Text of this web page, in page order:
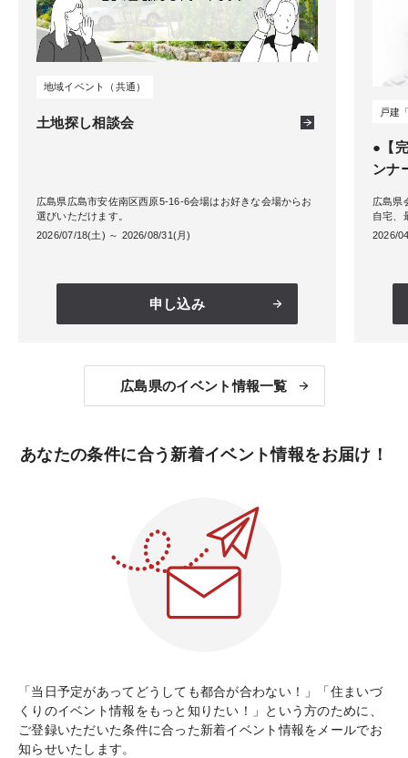
土地探し相談会
地域イベント（共通）
広島県広島市安佐南区西原5-16-6会場はお好きな会場からお
選びいただけます。
2026/07/18(土) ～ 2026/08/31(月)
申し込み
●【
ンナ
戸建
広島県
自宅、
2026/
広島県のイベント情報一覧
あなたの条件に合う新着イベント情報をお届け！
「当日予定があってどうしても都合が合わない！」「住まいづ
くりのイベント情報をもっと知りたい！」という方のために、
ご登録いただいた条件に合った新着イベント情報をメールでお
知らせいたします。